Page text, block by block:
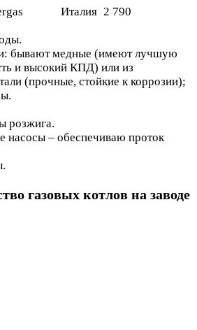
Италия 2 790
бывают медные (имеют лучшую
и высокий КПД) или из
(прочные, стойкие к коррозии);
розжига.
насосы – обеспечиваю проток
газовых котлов на заводе